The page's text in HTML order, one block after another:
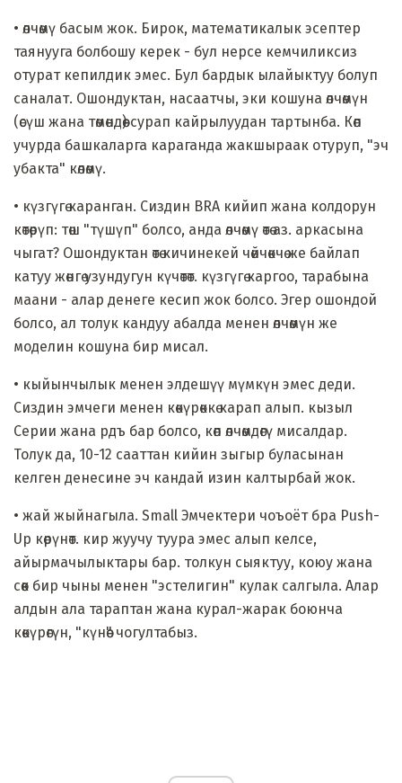
• өлчөмү басым жок. Бирок, математикалык эсептер
таянууга болбошу керек - бул нерсе кемчиликсиз
отурат кепилдик эмес. Бул бардык ылайыктуу болуп
саналат. Ошондуктан, насаатчы, эки кошуна өлчөмүн
(өсүш жана төмөндөө) сурап кайрылуудан тартынба. Көп
учурда башкаларга караганда жакшыраак отуруп, "эч
убакта" көлөмү.
• күзгүгө каранган. Сиздин BRA кийип жана колдорун
көтөрүп: төш "түшүп" болсо, анда өлчөмү өтө аз. аркасына
чыгат? Ошондуктан өтө кичинекей чөйчөкчө же байлап
катуу жөнгө узундугун күчөтөт. күзгүгө каргоо, тарабына
маани - алар денеге кесип жок болсо. Эгер ошондой
болсо, ал толук кандуу абалда менен өлчөмүн же
моделин кошуна бир мисал.
• кыйынчылык менен элдешүү мүмкүн эмес деди.
Сиздин эмчеги менен көкүрөккө карап алып. кызыл
Серии жана рдъ бар болсо, көп өлчөмдөгү мисалдар.
Толук да, 10-12 сааттан кийин зыгыр буласынан
келген денесине эч кандай изин калтырбай жок.
• жай жыйнагыла. Small Эмчектери чоъоёт бра Push-
Up көрүнөт. кир жуучу туура эмес алып келсе,
айырмачылыктары бар. толкун сыяктуу, коюу жана
сөөк бир чыны менен "эстелигин" кулак салгыла. Алар
алдын ала тараптан жана курал-жарак боюнча
көкүрөгүн, "күнөө" чогултабыз.